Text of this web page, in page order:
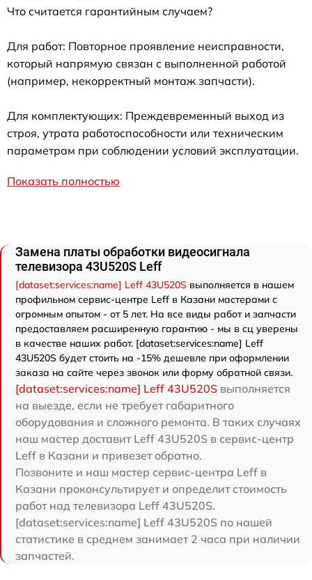
Что считается гарантийным случаем?
Для работ: Повторное проявление неисправности,
который напрямую связан с выполненной работой
(например, некорректный монтаж запчасти).
Для комплектующих: Преждевременный выход из
строя, утрата работоспособности или техническим
параметрам при соблюдении условий эксплуатации.
Показать полностью
Замена платы обработки видеосигнала
телевизора 43U520S Leff
[dataset:services:name] Leff 43U520S выполняется в нашем
профильном сервис-центре Leff в Казани мастерами с
огромным опытом - от 5 лет. На все виды работ и запчасти
предоставляем расширенную гарантию - мы в сц уверены
в качестве наших работ. [dataset:services:name] Leff
43U520S будет стоить на -15% дешевле при оформлении
заказа на сайте через звонок или форму обратной связи.
[dataset:services:name] Leff 43U520S выполняется
на выезде, если не требует габаритного
оборудования и сложного ремонта. В таких случаях
наш мастер доставит Leff 43U520S в сервис-центр
Leff в Казани и привезет обратно.
Позвоните и наш мастер сервис-центра Leff в
Казани проконсультирует и определит стоимость
работ над телевизора Leff 43U520S.
[dataset:services:name] Leff 43U520S по нашей
статистике в среднем занимает 2 часа при наличии
запчастей.